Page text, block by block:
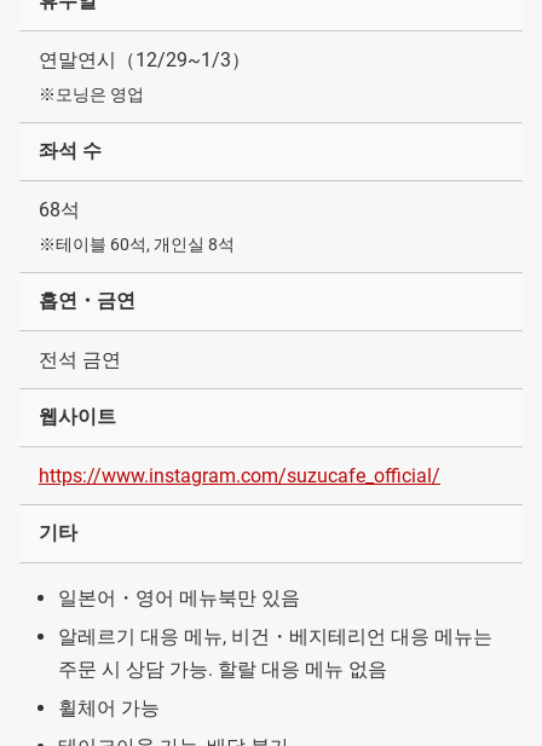
연말연시（12/29~1/3）
※모닝은 영업
좌석 수
68석
※테이블 60석, 개인실 8석
흡연・금연
전석 금연
웹사이트
https://www.instagram.com/suzucafe_official/
기타
일본어・영어 메뉴북만 있음
알레르기 대응 메뉴, 비건・베지테리언 대응 메뉴는
주문 시 상담 가능. 할랄 대응 메뉴 없음
휠체어 가능